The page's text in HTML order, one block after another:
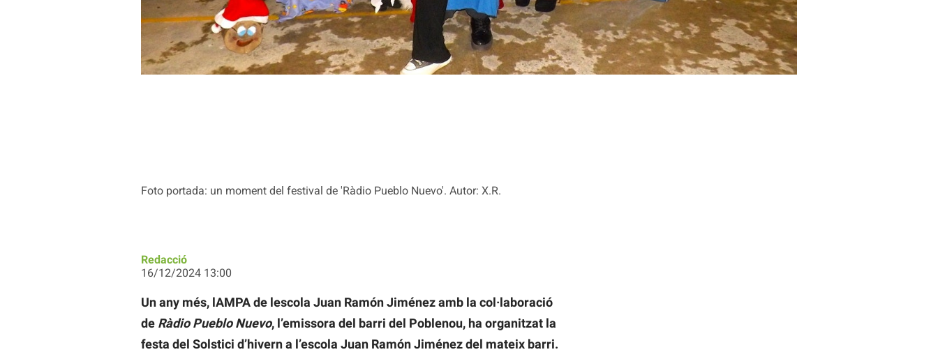
Foto portada: un moment del festival de 'Ràdio Pueblo Nuevo'. Autor: X.R.
Redacció
16/12/2024 13:00
Un any més, lAMPA de lescola Juan Ramón Jiménez amb la col·laboració
de Ràdio Pueblo Nuevo, l’emissora del barri del Poblenou, ha organitzat la
festa del Solstici d’hivern a l’escola Juan Ramón Jiménez del mateix barri.